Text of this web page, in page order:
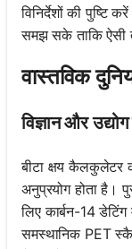
विनिर्देशों की पुष्टि
समझ सके ताकि ऐसी
वास्तविक
विज्ञान और
बीटा क्षय कैलकुलेटर
अनुप्रयोग होता है।
लिए कार्बन-14
समस्थानिक PET